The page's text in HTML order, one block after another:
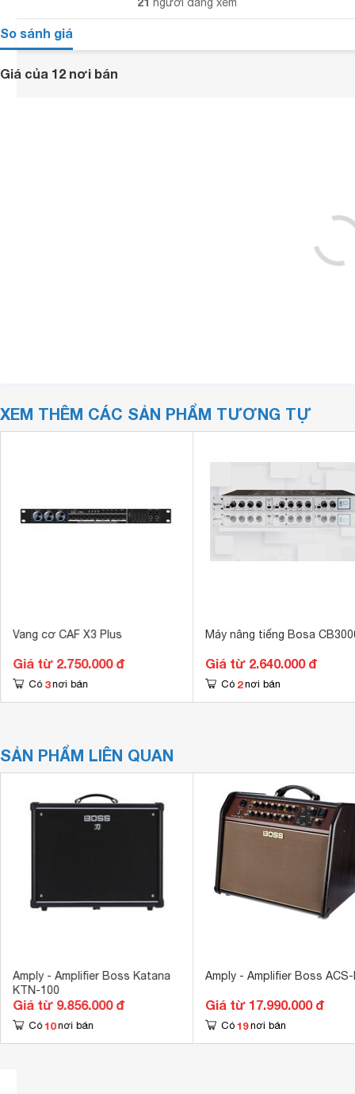
So sánh giá
Giá của 12 nơi bán
XEM THÊM CÁC SẢN PHẨM TƯƠNG TỰ
Vang cơ CAF X3 Plus
Giá từ 2.750.000 đ
Có 3 nơi bán
Máy nâng tiếng Bosa
Giá từ 2.640.000 đ
Có 2 nơi bán
SẢN PHẨM LIÊN QUAN
Amply - Amplifier Boss Katana
KTN-100
Giá từ 9.856.000 đ
Có 10 nơi bán
Amply - Amplifier Boss
Giá từ 17.990.000 đ
Có 19 nơi bán